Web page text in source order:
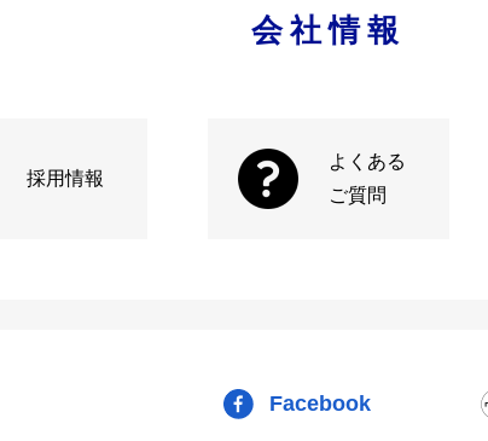
会社情報
採用情報
よくある
ご質問
Facebook